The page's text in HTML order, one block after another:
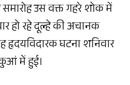
उस वक्त गहरे शोक में
हो रहे दूल्हे की अचानक
हृदयविदारक घटना शनिवार
कुआं में हुई।